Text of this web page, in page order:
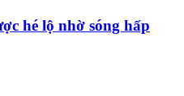
hé lộ nhờ sóng hấp